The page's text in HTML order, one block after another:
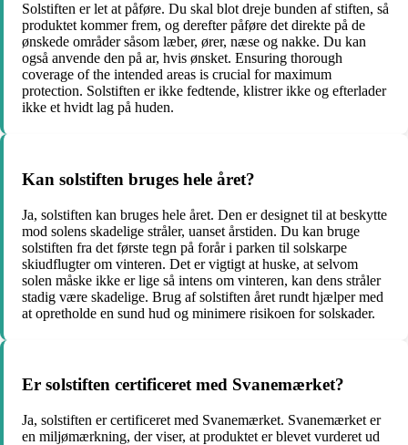
Solstiften er let at påføre. Du skal blot dreje bunden af stiften, så
produktet kommer frem, og derefter påføre det direkte på de
ønskede områder såsom læber, ører, næse og nakke. Du kan
også anvende den på ar, hvis ønsket. Ensuring thorough
coverage of the intended areas is crucial for maximum
protection. Solstiften er ikke fedtende, klistrer ikke og efterlader
ikke et hvidt lag på huden.
Kan solstiften bruges hele året?
Ja, solstiften kan bruges hele året. Den er designet til at beskytte
mod solens skadelige stråler, uanset årstiden. Du kan bruge
solstiften fra det første tegn på forår i parken til solskarpe
skiudflugter om vinteren. Det er vigtigt at huske, at selvom
solen måske ikke er lige så intens om vinteren, kan dens stråler
stadig være skadelige. Brug af solstiften året rundt hjælper med
at opretholde en sund hud og minimere risikoen for solskader.
Er solstiften certificeret med Svanemærket?
Ja, solstiften er certificeret med Svanemærket. Svanemærket er
en miljømærkning, der viser, at produktet er blevet vurderet ud